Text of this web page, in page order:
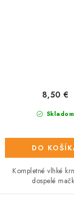
Skladom
8,50 €
DO
Kompletné vlhké
dospelé